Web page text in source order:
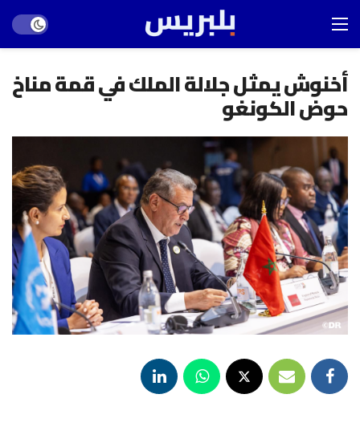
mode
أخنوش يمثل جلالة الملك في قمة مناخ
حوض الكونغو